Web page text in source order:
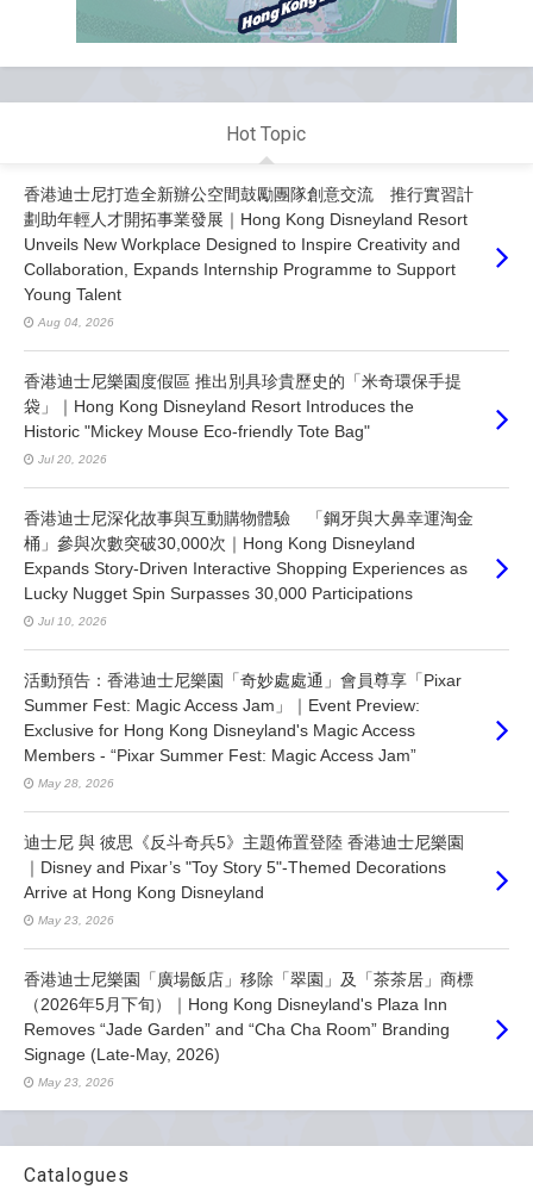
Hot Topic
香港迪士尼打造全新辦公空間鼓勵團隊創意交流 推行實習計
劃助年輕人才開拓事業發展｜Hong Kong Disneyland Resort
Unveils New Workplace Designed to Inspire Creativity and
Collaboration, Expands Internship Programme to Support
Young Talent
Aug 04, 2026
香港迪士尼樂園度假區 推出別具珍貴歷史的「米奇環保手提
袋」｜Hong Kong Disneyland Resort Introduces the
Historic "Mickey Mouse Eco-friendly Tote Bag"
Jul 20, 2026
香港迪士尼深化故事與互動購物體驗 「鋼牙與大鼻幸運淘金
桶」參與次數突破30,000次｜Hong Kong Disneyland
Expands Story-Driven Interactive Shopping Experiences as
Lucky Nugget Spin Surpasses 30,000 Participations
Jul 10, 2026
活動預告：香港迪士尼樂園「奇妙處處通」會員尊享「Pixar
Summer Fest: Magic Access Jam」｜Event Preview:
Exclusive for Hong Kong Disneyland's Magic Access
Members - “Pixar Summer Fest: Magic Access Jam”
May 28, 2026
迪士尼 與 彼思《反斗奇兵5》主題佈置登陸 香港迪士尼樂園
｜Disney and Pixar’s "Toy Story 5"-Themed Decorations
Arrive at Hong Kong Disneyland
May 23, 2026
香港迪士尼樂園「廣場飯店」移除「翠園」及「茶茶居」商標
（2026年5月下旬）｜Hong Kong Disneyland's Plaza Inn
Removes “Jade Garden” and “Cha Cha Room” Branding
Signage (Late-May, 2026)
May 23, 2026
Catalogues